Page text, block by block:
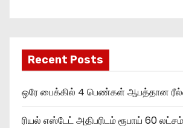
Recent Posts
ஒரே பைக்கில் 4 பெண்கள் ஆபத்தான
ரியல் எஸ்டேட் அதிபரிடம் ரூபாய் 60